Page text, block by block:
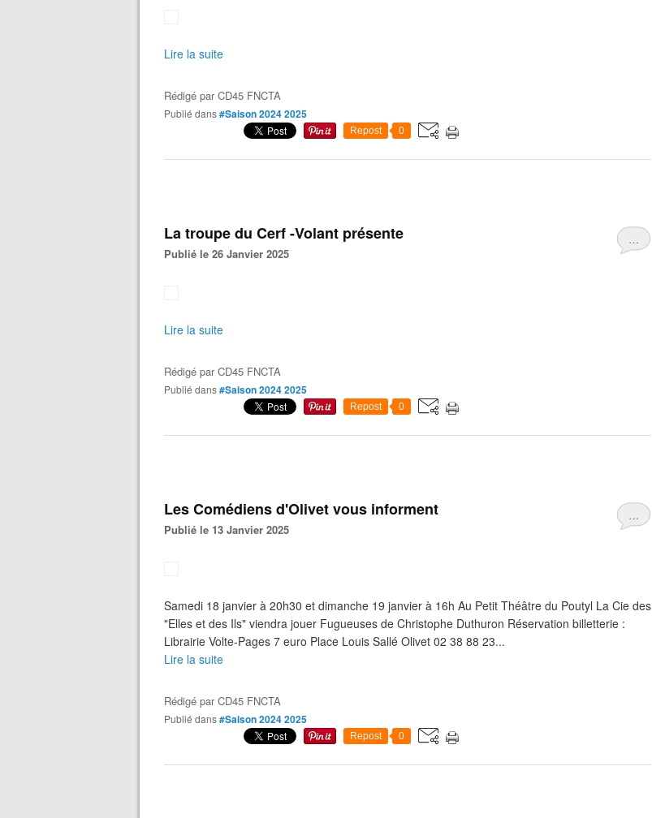
Lire la suite
Rédigé parCD45 FNCTA
Publié dans#Saison 2024 2025
Repost 0
…
La troupe du Cerf -Volant présente
Publié le 26 Janvier 2025
Lire la suite
Rédigé parCD45 FNCTA
Publié dans#Saison 2024 2025
Repost 0
…
Les Comédiens d'Olivet vous informent
Publié le 13 Janvier 2025
Samedi 18 janvier à 20h30 et dimanche 19 janvier à 16h Au Petit Théâtre du Poutyl La Cie des
"Elles et des Ils" viendra jouer Fugueuses de Christophe Duthuron Réservation billetterie :
Librairie Volte-Pages 7 euro Place Louis Sallé Olivet 02 38 88 23...
Lire la suite
Rédigé parCD45 FNCTA
Publié dans#Saison 2024 2025
Repost 0